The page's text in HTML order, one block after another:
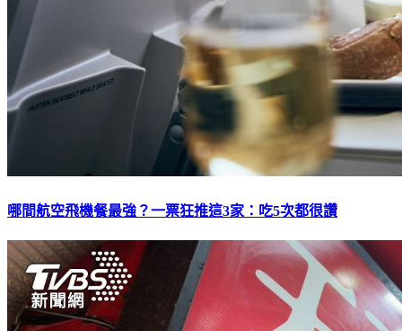
哪間航空飛機餐最強？一票狂推這3家：吃5次都很讚